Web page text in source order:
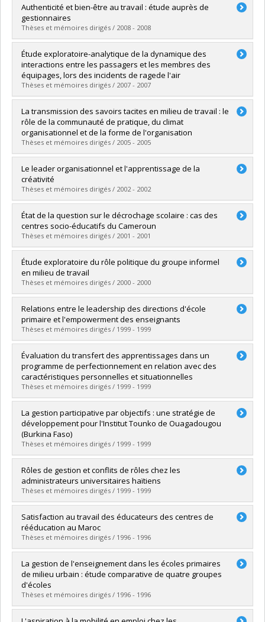
Graduate : Zacharyas, Corinne
Cycle :Master's
Grade :M. Sc.
Lien vers le document dans Papyrus
Authenticité et bien-être au travail : étude auprès de
gestionnaires
Thèses et mémoires dirigés / 2008 - 2008
Graduate :Ménard, Julie
Cycle :Doctoral
Grade :Ph. D.
Lien vers le document dans Papyrus
Étude exploratoire-analytique de la dynamique des
interactions entre les passagers et les membres des
équipages, lors des incidents de ragede l'air
Thèses et mémoires dirigés / 2007 - 2007
Graduate :Stoian, Carmen
Cycle :Doctoral
Grade :Ph. D.
Lien vers le document dans Papyrus
La transmission des savoirs tacites en milieu de travail : le
rôle de la communauté de pratique, du climat
organisationnel et de la forme de l'organisation
Thèses et mémoires dirigés / 2005 - 2005
Graduate :Lejeune, Michel
Cycle :Doctoral
Grade :Ph. D.
Lien vers le document dans Papyrus
Le leader organisationnel et l'apprentissage de la
créativité
Thèses et mémoires dirigés / 2002 - 2002
Graduate :Labelle, Sylvie
Cycle :Doctoral
Grade :Ph. D.
Lien vers le document dans Papyrus
État de la question sur le décrochage scolaire : cas des
centres socio-éducatifs du Cameroun
Thèses et mémoires dirigés / 2001 - 2001
Graduate :Tchameni Ngamo, Salomon
Cycle :Master's
Grade :M.A.
Lien vers le document dans Papyrus
Étude exploratoire du rôle politique du groupe informel
en milieu de travail
Thèses et mémoires dirigés / 2000 - 2000
Graduate :Labrie, Sylvain
Cycle :Doctoral
Grade :Ph. D.
Lien vers le document dans Papyrus
Relations entre le leadership des directions d'école
primaire et l'empowerment des enseignants
Thèses et mémoires dirigés / 1999 - 1999
Graduate :Boudreault, Richard
Cycle :Doctoral
Grade :Ph. D.
Lien vers le document dans Papyrus
Évaluation du transfert des apprentissages dans un
programme de perfectionnement en relation avec des
caractéristiques personnelles et situationnelles
Thèses et mémoires dirigés / 1999 - 1999
Graduate :Gauthier, France M.
Cycle :Doctoral
Grade :Ph. D.
Lien vers le document dans Papyrus
La gestion participative par objectifs : une stratégie de
développement pour l'Institut Tounko de Ouagadougou
(Burkina Faso)
Thèses et mémoires dirigés / 1999 - 1999
Graduate :Sanou, Dafrassi
Cycle :Doctoral
Grade :Ph. D.
Lien vers le document dans Papyrus
Rôles de gestion et conflits de rôles chez les
administrateurs universitaires haïtiens
Thèses et mémoires dirigés / 1999 - 1999
Graduate : Gourgues, Jacques-Michel
Cycle :Doctoral
Grade :Ph. D.
Lien vers le document dans Papyrus
Satisfaction au travail des éducateurs des centres de
rééducation au Maroc
Thèses et mémoires dirigés / 1996 - 1996
Graduate :Oubenihya, Omar
Cycle :Master's
Grade :M.A.
Lien vers le document dans Papyrus
La gestion de l'enseignement dans les écoles primaires
de milieu urbain : étude comparative de quatre groupes
d'écoles
Thèses et mémoires dirigés / 1996 - 1996
Graduate : Ouellet, Georges